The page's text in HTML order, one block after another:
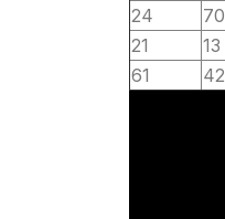
24
70
21
13
61
42